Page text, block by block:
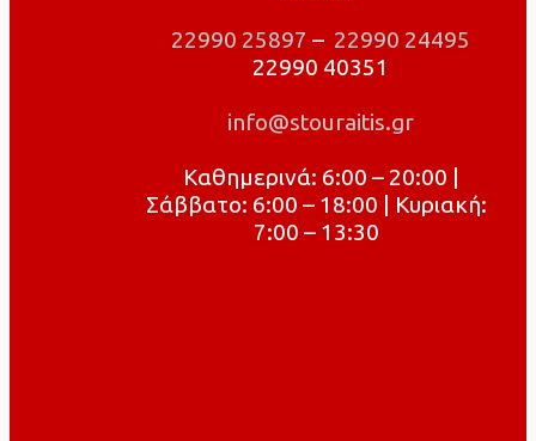
22990 25897 – 22990 24495
22990 40351
info@stouraitis.gr
Καθημερινά: 6:00 – 20:00 |
Σάββατο: 6:00 – 18:00 | Κυριακή:
7:00 – 13:30